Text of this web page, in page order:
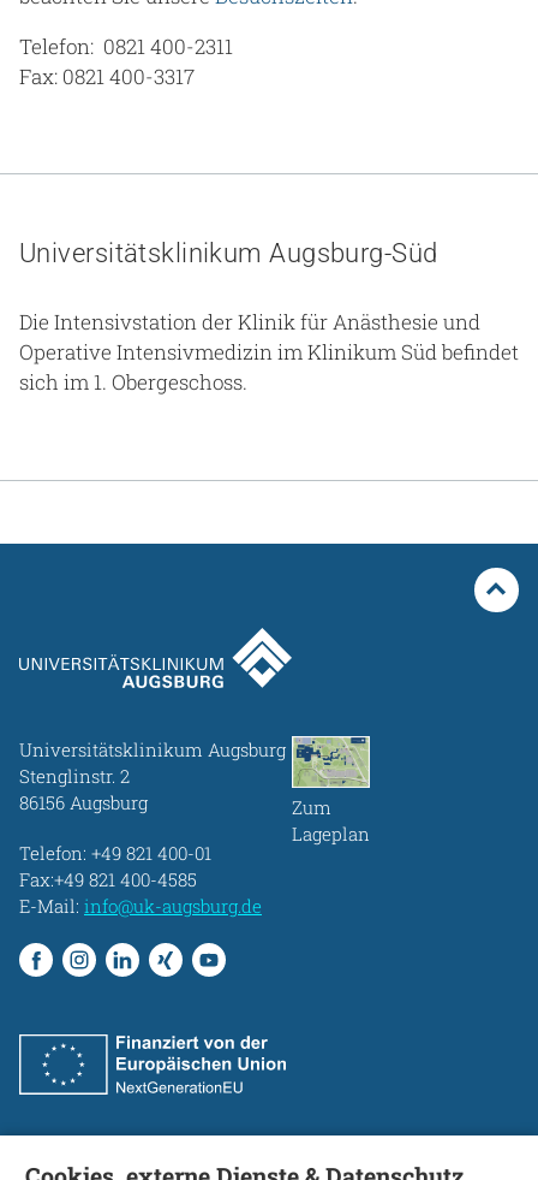
Telefon: 0821 400-2311
Fax: 0821 400-3317
Universitätsklinikum Augsburg-Süd
Die Intensivstation der Klinik für Anästhesie und
Operative Intensivmedizin im Klinikum Süd befindet
sich im 1. Obergeschoss.
Universitätsklinikum Augsburg
Stenglinstr. 2
86156 Augsburg
Telefon: +49 821 400-01
Fax:+49 821 400-4585
E-Mail: info@uk-augsburg.de
Zum
Lageplan